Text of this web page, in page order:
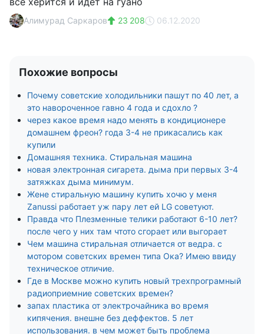
Алимурад Саркаров 23 208 06.12.2020
Похожие вопросы
Почему советские холодильники пашут по 40 лет, а
это навороченное гавно 4 года и сдохло ?
через какое время надо менять в кондиционере
домашнем фреон? года 3-4 не прикасались как
купили
Домашняя техника. Стиральная машина
новая электронная сигарета. дыма при первых 3-4
затяжках дыма минимум.
Жене стиральную машину купить хочю у меня
Zanussi работает уж пару лет ей LG советуют.
Правда что Плезменные телики работают 6-10 лет?
после чего у них там чтото сгорает или выгорает
Чем машина стиральная отличается от ведра. с
мотором советских времен типа Ока? Имею ввиду
техническое отличие.
Где в Москве можно купить новый трехпрограмный
радиоприемние советских времен?
запах пластика от электрочайника во время
кипячения. внешне без деффектов. 5 лет
использования. в чем может быть проблема